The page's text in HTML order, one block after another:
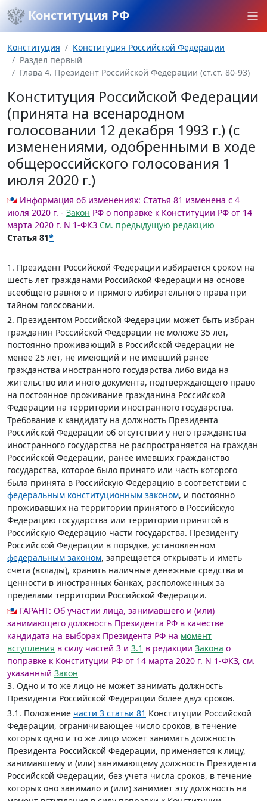
Конституция РФ
Конституция
Конституция Российской Федерации
Раздел первый
Глава 4. Президент Российской Федерации (ст.ст. 80-93)
Конституция Российской Федерации
(принята на всенародном
голосовании 12 декабря 1993 г.) (с
изменениями, одобренными в ходе
общероссийского голосования 1
июля 2020 г.)
Информация об изменениях: Статья 81 изменена с 4
июля 2020 г. - Закон РФ о поправке к Конституции РФ от 14
марта 2020 г. N 1-ФКЗ См. предыдущую редакцию
Статья 81*
1. Президент Российской Федерации избирается сроком на
шесть лет гражданами Российской Федерации на основе
всеобщего равного и прямого избирательного права при
тайном голосовании.
2. Президентом Российской Федерации может быть избран
гражданин Российской Федерации не моложе 35 лет,
постоянно проживающий в Российской Федерации не
менее 25 лет, не имеющий и не имевший ранее
гражданства иностранного государства либо вида на
жительство или иного документа, подтверждающего право
на постоянное проживание гражданина Российской
Федерации на территории иностранного государства.
Требование к кандидату на должность Президента
Российской Федерации об отсутствии у него гражданства
иностранного государства не распространяется на граждан
Российской Федерации, ранее имевших гражданство
государства, которое было принято или часть которого
была принята в Российскую Федерацию в соответствии с
федеральным конституционным законом, и постоянно
проживавших на территории принятого в Российскую
Федерацию государства или территории принятой в
Российскую Федерацию части государства. Президенту
Российской Федерации в порядке, установленном
федеральным законом, запрещается открывать и иметь
счета (вклады), хранить наличные денежные средства и
ценности в иностранных банках, расположенных за
пределами территории Российской Федерации.
ГАРАНТ: Об участии лица, занимавшего и (или)
занимающего должность Президента РФ в качестве
кандидата на выборах Президента РФ на момент
вступления в силу частей 3 и 3.1 в редакции Закона о
поправке к Конституции РФ от 14 марта 2020 г. N 1-ФКЗ, см.
указанный Закон
3. Одно и то же лицо не может занимать должность
Президента Российской Федерации более двух сроков.
3.1. Положение части 3 статьи 81 Конституции Российской
Федерации, ограничивающее число сроков, в течение
которых одно и то же лицо может занимать должность
Президента Российской Федерации, применяется к лицу,
занимавшему и (или) занимающему должность Президента
Российской Федерации, без учета числа сроков, в течение
которых оно занимало и (или) занимает эту должность на